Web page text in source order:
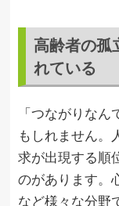
高齢者の孤
れている
「つながりな
もしれません。
求が出現する順
のがあります。
など様々な分野